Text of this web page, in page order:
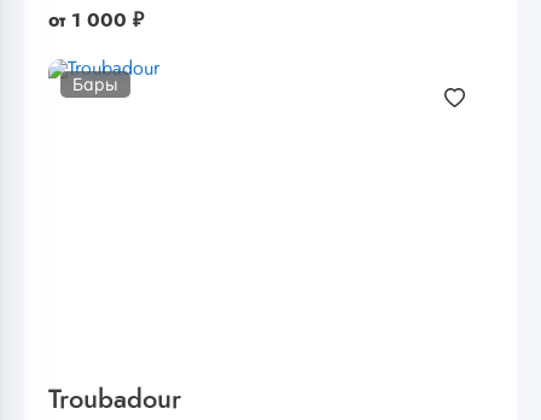
от 1 000 ₽
Бары
Troubadour